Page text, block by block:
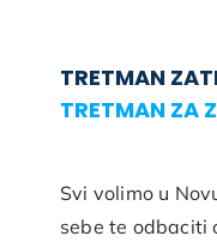
TRETMAN
TRETMAN ZA
Svi volimo u
sebe te odbaciti